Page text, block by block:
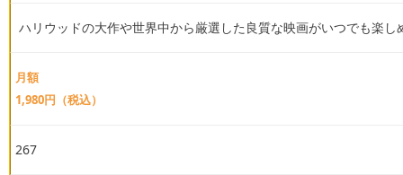
ハリウッドの大作や世界中から厳選した良質な映画がいつでも楽し
月額
1,980円（税込）
267